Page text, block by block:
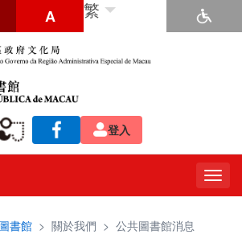
A 繁
登入
書館 > 關於我們 > 公共圖書館消息